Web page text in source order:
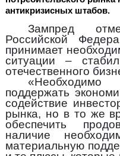
антикризисных штабов.
Зампред
Российской
принимает
ситуации –
отечественного
поддержать
содействие
рынка, но в то же
обеспечить
наличие
материальную